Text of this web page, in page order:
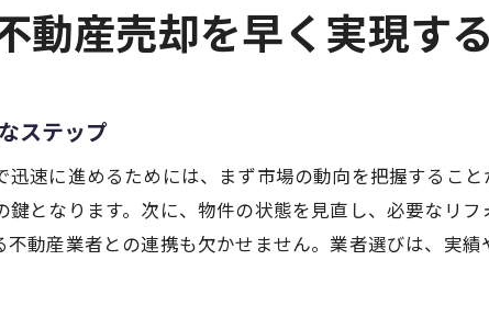
買い手との効果的な
適切な価格設定で市
内見時に買い手の興
不動産売却を早く実現す
ステップ
迅速に進めるためには、まず市場の動向を把握するこ
鍵となります。次に、物件の状態を見直し、必要なリ
不動産業者との連携も欠かせません。業者選びは、実